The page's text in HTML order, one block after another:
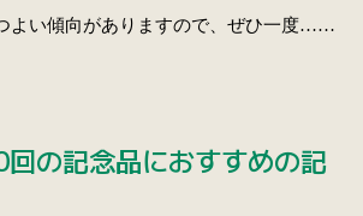
よい傾向がありますので、ぜひ一度……
の記念品におすすめの記